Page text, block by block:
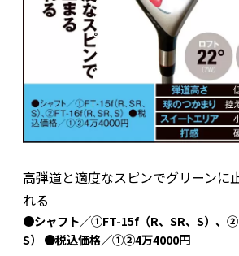
高弾道と適度なスピンでグリーンに
れる
●シャフト／①FT-15f（R、SR、S）、
S） ●税込価格／①②4万4000円